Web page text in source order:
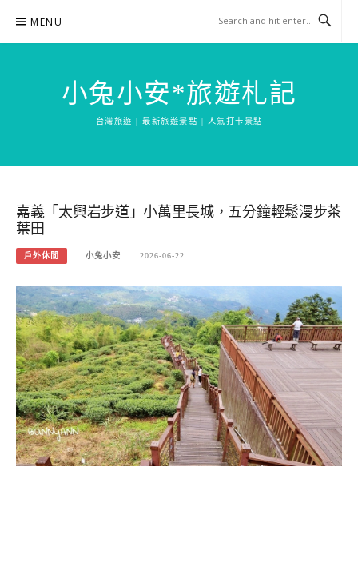
content
MENU
小兔小安*旅遊札記
台灣旅遊 | 最新旅遊景點 | 人氣打卡景點
嘉義「太興岩步道」小萬里長城，五分鐘輕鬆漫步茶
葉田
戶外休閒 小兔小安 2026-06-22